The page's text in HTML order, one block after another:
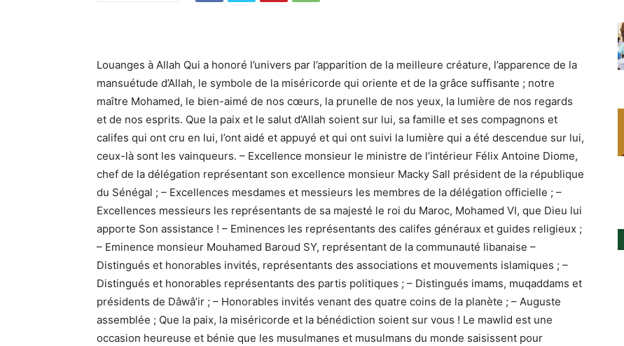
Louanges à Allah Qui a honoré l’univers par l’apparition de la meilleure créature, l’apparence de la
mansuétude d’Allah, le symbole de la miséricorde qui oriente et de la grâce suffisante ; notre
maître Mohamed, le bien-aimé de nos cœurs, la prunelle de nos yeux, la lumière de nos regards
et de nos esprits. Que la paix et le salut d’Allah soient sur lui, sa famille et ses compagnons et
califes qui ont cru en lui, l’ont aidé et appuyé et qui ont suivi la lumière qui a été descendue sur lui,
ceux-là sont les vainqueurs. – Excellence monsieur le ministre de l’intérieur Félix Antoine Diome,
chef de la délégation représentant son excellence monsieur Macky Sall président de la république
du Sénégal ; – Excellences mesdames et messieurs les membres de la délégation officielle ; –
Excellences messieurs les représentants de sa majesté le roi du Maroc, Mohamed VI, que Dieu lui
apporte Son assistance ! – Eminences les représentants des califes généraux et guides religieux ;
– Eminence monsieur Mouhamed Baroud SY, représentant de la communauté libanaise –
Distingués et honorables invités, représentants des associations et mouvements islamiques ; –
Distingués et honorables représentants des partis politiques ; – Distingués imams, muqaddams et
présidents de Dâwâ’ir ; – Honorables invités venant des quatre coins de la planète ; – Auguste
assemblée ; Que la paix, la miséricorde et la bénédiction soient sur vous ! Le mawlid est une
occasion heureuse et bénie que les musulmanes et musulmans du monde saisissent pour